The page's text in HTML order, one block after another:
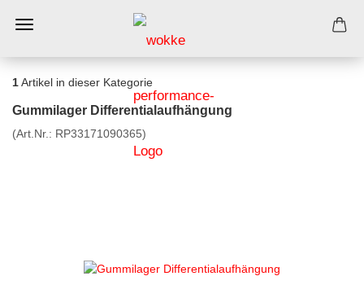
1Artikel in dieser Kategorie
Gummilager Differentialaufhängung
(Art.Nr.: RP33171090365)